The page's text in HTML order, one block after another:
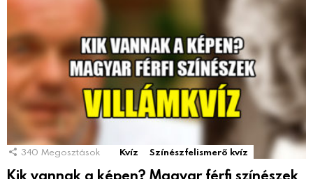
340 Megosztások Kvíz Színészfelismerő kvíz
Kik vannak a képen? Magyar férfi színészek